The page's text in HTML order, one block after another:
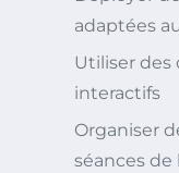
adaptées
Utiliser des
interactifs
Organiser
séances